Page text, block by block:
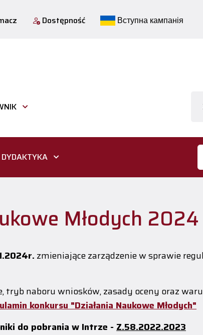
Dostępność Вступна кампанія
DYDAKTYKA
Młodych 2024
zmieniające zarządzenie w sprawie
tryb naboru wniosków, zasady oceny oraz
konkursu "Działania Naukowe Młodych"
do pobrania w Intrze - Z.58.2022.2023